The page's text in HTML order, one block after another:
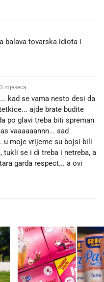
balava tovarska idiota i
mjeseca
kad se vama nesto desi da
ajde brate budite
po glavi treba biti spreman
vaaaaaannn... sad
u moje vrijeme su bojsi bili
se i di treba i netreba, a
garda respect... a ovi